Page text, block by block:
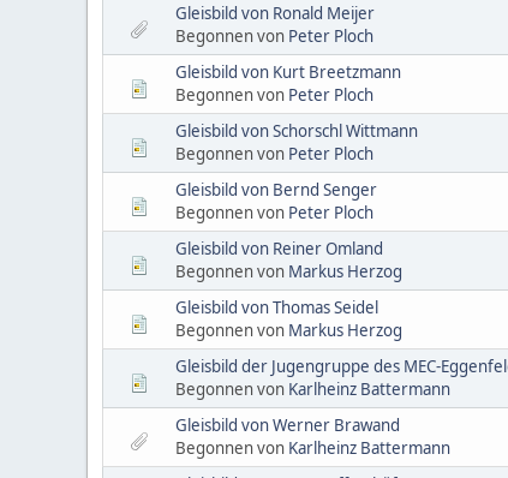
Gleisbild von Ronald Meijer
Begonnen von Peter Ploch
Gleisbild von Kurt Breetzmann
Begonnen von Peter Ploch
Gleisbild von Schorschl Wittmann
Begonnen von Peter Ploch
Gleisbild von Bernd Senger
Begonnen von Peter Ploch
Gleisbild von Reiner Omland
Begonnen von Markus Herzog
Gleisbild von Thomas Seidel
Begonnen von Markus Herzog
Gleisbild der Jugengruppe des MEC-
Begonnen von Karlheinz Battermann
Gleisbild von Werner Brawand
Begonnen von Karlheinz Battermann